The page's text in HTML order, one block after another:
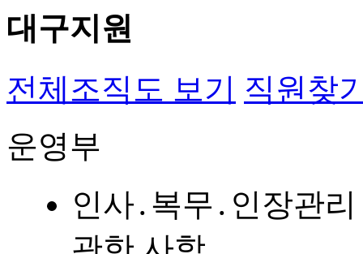
대구지원
전체조직도 보기 직원찾
운영부
인사․복무․인장관